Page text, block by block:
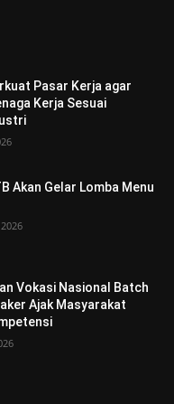
Pasar Kerja agar
Kerja Sesuai
Akan Gelar Lomba Menu
Vokasi Nasional Batch
Ajak Masyarakat